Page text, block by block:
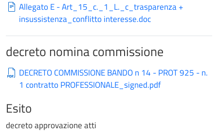
Allegato E - Art_15_c._1_L._c_trasparenza +
insussistenza_conflitto interesse.doc
decreto nomina commissione
DECRETO COMMISSIONE BANDO n 14 - PROT 925 - n.
1 contratto PROFESSIONALE_signed.pdf
Esito
decreto approvazione atti